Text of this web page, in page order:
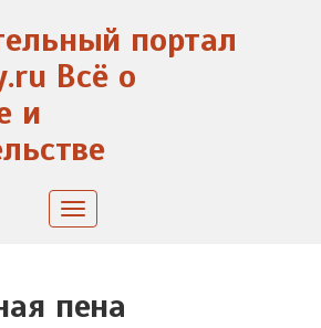
Toggle
пена